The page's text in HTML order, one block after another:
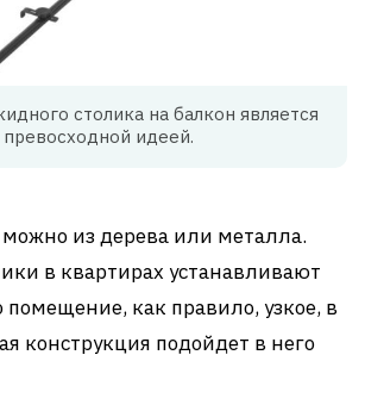
столика на балкон является
превосходной идеей.
из дерева или металла.
в квартирах устанавливают
помещение, как правило, узкое, в
конструкция подойдет в него